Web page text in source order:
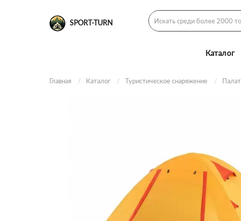
SPORT-TURN
Каталог
Главная Каталог Туристическое снаряжение